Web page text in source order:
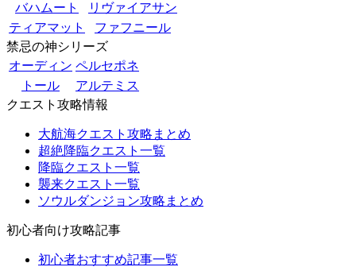
バハムート
リヴァイアサン
ティアマット
ファフニール
禁忌の神シリーズ
オーディン ペルセポネ
トール
アルテミス
クエスト攻略情報
大航海クエスト攻略まとめ
超絶降臨クエスト一覧
降臨クエスト一覧
襲来クエスト一覧
ソウルダンジョン攻略まとめ
初心者向け攻略記事
初心者おすすめ記事一覧